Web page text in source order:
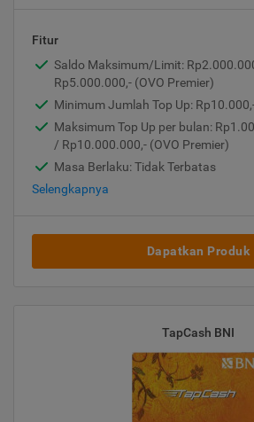
Fitur
Saldo Maksimum/Limit:
Rp5.000.000,- (OVO Premier)
Minimum Jumlah Top Up:
Maksimum Top Up per bulan:
/ Rp10.000.000,- (OVO Premier)
Masa Berlaku: Tidak Terbatas
Selengkapnya
Dapatkan Produk
TapCash BNI